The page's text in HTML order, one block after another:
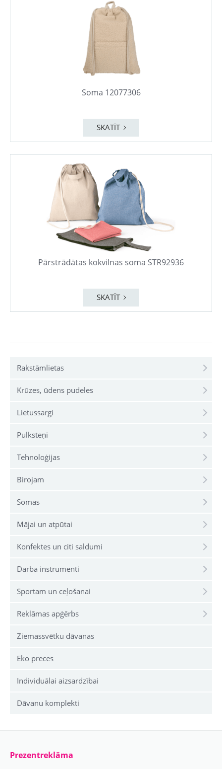
Rakstāmlietas
Krūzes, ūdens pudeles
Lietussargi
Pulksteņi
Tehnoloģijas
Birojam
Somas
Mājai un atpūtai
Konfektes un citi saldumi
Darba instrumenti
Sportam un ceļošanai
Reklāmas apģērbs
Ziemassvētku dāvanas
Eko preces
Individuālai aizsardzībai
Dāvanu komplekti
Soma 12077306
SKATĪT
Pārstrādātas kokvilnas soma STR92936
SKATĪT
Prezentreklāma